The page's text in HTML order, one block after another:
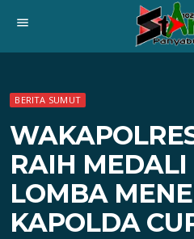
menu
BERITA SUMUT
RAIH MEDALI
LOMBA
KAPOLDA